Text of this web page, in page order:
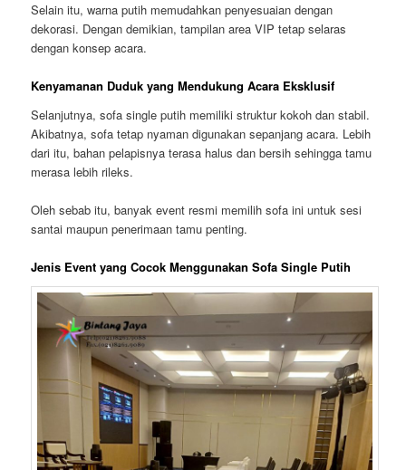
Selain itu, warna putih memudahkan penyesuaian dengan
dekorasi. Dengan demikian, tampilan area VIP tetap selaras
dengan konsep acara.
Kenyamanan Duduk yang Mendukung Acara Eksklusif
Selanjutnya, sofa single putih memiliki struktur kokoh dan stabil.
Akibatnya, sofa tetap nyaman digunakan sepanjang acara. Lebih
dari itu, bahan pelapisnya terasa halus dan bersih sehingga tamu
merasa lebih rileks.
Oleh sebab itu, banyak event resmi memilih sofa ini untuk sesi
santai maupun penerimaan tamu penting.
Jenis Event yang Cocok Menggunakan Sofa Single Putih